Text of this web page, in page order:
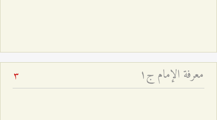
معرفة الإمام ج۱ 3